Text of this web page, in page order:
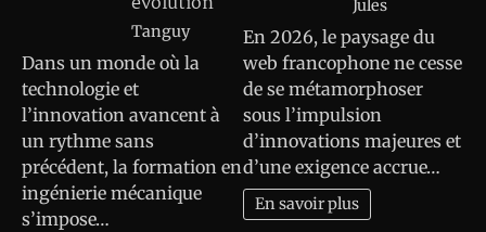
Tanguy
Dans un monde où la
technologie et
l’innovation avancent à
un rythme sans
précédent, la formation en
ingénierie mécanique
s’impose…
Jules
En 2026, le paysage du
web francophone ne cesse
de se métamorphoser
sous l’impulsion
d’innovations majeures et
d’une exigence accrue…
En savoir plus